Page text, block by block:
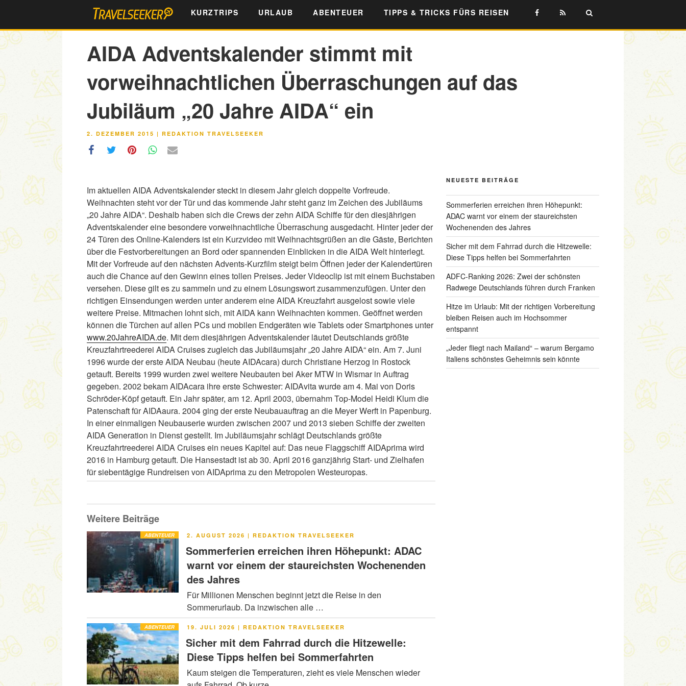
springen
KURZTRIPS URLAUB ABENTEUER TIPPS & TRICKS FÜRS REISEN
AIDA Adventskalender stimmt mit
vorweihnachtlichen Überraschungen auf das
Jubiläum „20 Jahre AIDA“ ein
VERÖFFENTLICHT
2. DEZEMBER 2015 | REDAKTION TRAVELSEEKER
Im aktuellen AIDA Adventskalender steckt in diesem Jahr gleich doppelte Vorfreude.
Weihnachten steht vor der Tür und das kommende Jahr steht ganz im Zeichen des Jubiläums
„20 Jahre AIDA“. Deshalb haben sich die Crews der zehn AIDA Schiffe für den diesjährigen
Adventskalender eine besondere vorweihnachtliche Überraschung ausgedacht. Hinter jeder der
24 Türen des Online-Kalenders ist ein Kurzvideo mit Weihnachtsgrüßen an die Gäste, Berichten
über die Festvorbereitungen an Bord oder spannenden Einblicken in die AIDA Welt hinterlegt.
Mit der Vorfreude auf den nächsten Advents-Kurzfilm steigt beim Öffnen jeder der Kalendertüren
auch die Chance auf den Gewinn eines tollen Preises. Jeder Videoclip ist mit einem Buchstaben
versehen. Diese gilt es zu sammeln und zu einem Lösungswort zusammenzufügen. Unter den
richtigen Einsendungen werden unter anderem eine AIDA Kreuzfahrt ausgelost sowie viele
weitere Preise. Mitmachen lohnt sich, mit AIDA kann Weihnachten kommen. Geöffnet werden
können die Türchen auf allen PCs und mobilen Endgeräten wie Tablets oder Smartphones unter
www.20JahreAIDA.de. Mit dem diesjährigen Adventskalender läutet Deutschlands größte
Kreuzfahrtreederei AIDA Cruises zugleich das Jubiläumsjahr „20 Jahre AIDA“ ein. Am 7. Juni
1996 wurde der erste AIDA Neubau (heute AIDAcara) durch Christiane Herzog in Rostock
getauft. Bereits 1999 wurden zwei weitere Neubauten bei Aker MTW in Wismar in Auftrag
gegeben. 2002 bekam AIDAcara ihre erste Schwester: AIDAvita wurde am 4. Mai von Doris
Schröder-Köpf getauft. Ein Jahr später, am 12. April 2003, übernahm Top-Model Heidi Klum die
Patenschaft für AIDAaura. 2004 ging der erste Neubauauftrag an die Meyer Werft in Papenburg.
In einer einmaligen Neubauserie wurden zwischen 2007 und 2013 sieben Schiffe der zweiten
AIDA Generation in Dienst gestellt. Im Jubiläumsjahr schlägt Deutschlands größte
Kreuzfahrtreederei AIDA Cruises ein neues Kapitel auf: Das neue Flaggschiff AIDAprima wird
2016 in Hamburg getauft. Die Hansestadt ist ab 30. April 2016 ganzjährig Start- und Zielhafen
für siebentägige Rundreisen von AIDAprima zu den Metropolen Westeuropas.
Weitere Beiträge
ABENTEUER
VERÖFFENTLICHT
2. AUGUST 2026 | REDAKTION TRAVELSEEKER
Sommerferien erreichen ihren Höhepunkt: ADAC
warnt vor einem der staureichsten Wochenenden
des Jahres
Für Millionen Menschen beginnt jetzt die Reise in den
Sommerurlaub. Da inzwischen alle …
ABENTEUER
VERÖFFENTLICHT
19. JULI 2026 | REDAKTION TRAVELSEEKER
Sicher mit dem Fahrrad durch die Hitzewelle:
Diese Tipps helfen bei Sommerfahrten
Kaum steigen die Temperaturen, zieht es viele Menschen wieder
NEUESTE BEITRÄGE
Sommerferien erreichen ihren Höhepunkt:
ADAC warnt vor einem der staureichsten
Wochenenden des Jahres
Sicher mit dem Fahrrad durch die Hitzewelle:
Diese Tipps helfen bei Sommerfahrten
ADFC-Ranking 2026: Zwei der schönsten
Radwege Deutschlands führen durch Franken
Hitze im Urlaub: Mit der richtigen Vorbereitung
bleiben Reisen auch im Hochsommer
entspannt
„Jeder fliegt nach Mailand“ – warum Bergamo
Italiens schönstes Geheimnis sein könnte